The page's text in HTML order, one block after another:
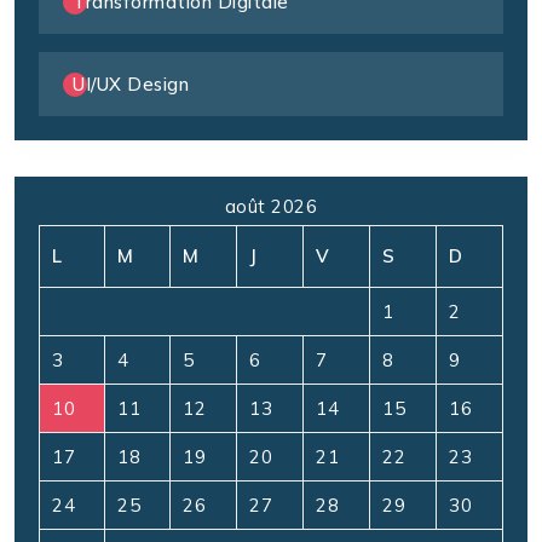
UI/UX Design
août 2026
L M M J V S D
1 2
3 4 5 6 7 8 9
10 11 12 13 14 15 16
17 18 19 20 21 22 23
24 25 26 27 28 29 30